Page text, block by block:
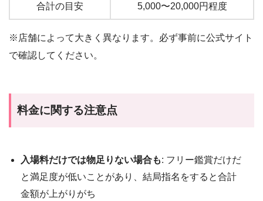
合計の目安 5,000〜20,000円程度
※店舗によって大きく異なります。必ず事前に公式サイト
で確認してください。
料金に関する注意点
入場料だけでは物足りない場合も: フリー鑑賞だけだ
と満足度が低いことがあり、結局指名をすると合計
金額が上がりがち